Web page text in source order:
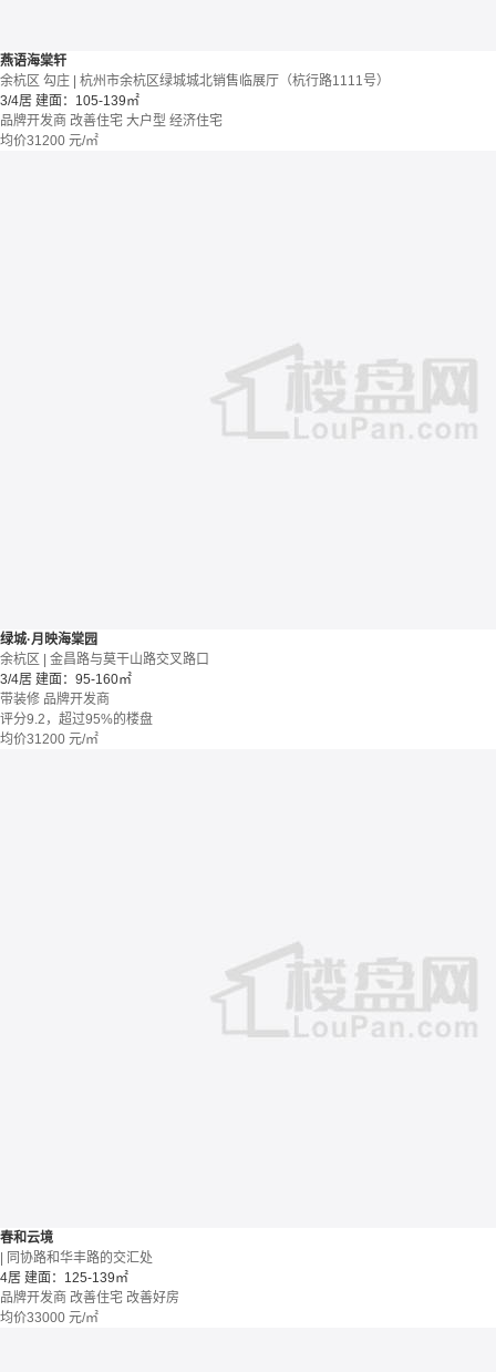
燕语海棠轩
余杭区 勾庄 | 杭州市余杭区绿城城北销售临展厅（杭行路1111号）
3/4居 建面：105-139㎡
品牌开发商 改善住宅 大户型 经济住宅
均价31200 元/㎡
绿城·月映海棠园
余杭区 | 金昌路与莫干山路交叉路口
3/4居 建面：95-160㎡
带装修 品牌开发商
评分9.2，超过95%的楼盘
均价31200 元/㎡
春和云境
| 同协路和华丰路的交汇处
4居 建面：125-139㎡
品牌开发商 改善住宅 改善好房
均价33000 元/㎡